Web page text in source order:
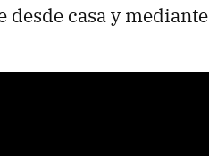
desde casa y